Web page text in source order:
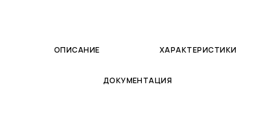
ОПИСАНИЕ ХАРАКТЕРИСТИКИ
ДОКУМЕНТАЦИЯ